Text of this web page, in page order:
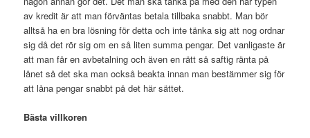
av kredit är att man förväntas betala tillbaka snabbt. Man bör
alltså ha en bra lösning för detta och inte tänka sig att nog ordnar
sig då det rör sig om en så liten summa pengar. Det vanligaste är
att man får en avbetalning och även en rätt så saftig ränta på
lånet så det ska man också beakta innan man bestämmer sig för
att låna pengar snabbt på det här sättet.
Bästa villkoren